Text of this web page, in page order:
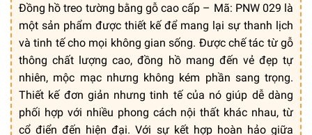
Đồng hồ treo tường bằng gỗ cao cấp – Mã: PNW 029 là
một sản phẩm được thiết kế để mang lại sự thanh lịch
và tinh tế cho mọi không gian sống. Được chế tác từ gỗ
thông chất lượng cao, đồng hồ mang đến vẻ đẹp tự
nhiên, mộc mạc nhưng không kém phần sang trọng.
Thiết kế đơn giản nhưng tinh tế của nó giúp dễ dàng
phối hợp với nhiều phong cách nội thất khác nhau, từ
cổ điển đến hiện đại. Với sự kết hợp hoàn hảo giữa